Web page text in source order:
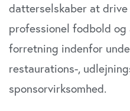
datterselskaber at
professionel fodbold
forretning indenfor
restaurations-,
sponsorvirksomhed.